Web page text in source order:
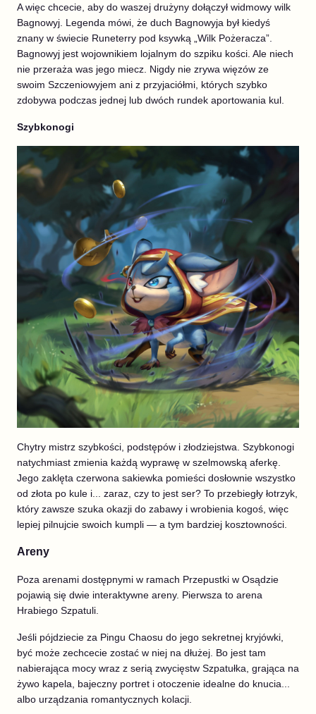
A więc chcecie, aby do waszej drużyny dołączył widmowy wilk
Bagnowyj. Legenda mówi, że duch Bagnowyja był kiedyś
znany w świecie Runeterry pod ksywką „Wilk Pożeracza”.
Bagnowyj jest wojownikiem lojalnym do szpiku kości. Ale niech
nie przeraża was jego miecz. Nigdy nie zrywa więzów ze
swoim Szczeniowyjem ani z przyjaciółmi, których szybko
zdobywa podczas jednej lub dwóch rundek aportowania kul.
Szybkonogi
Chytry mistrz szybkości, podstępów i złodziejstwa. Szybkonogi
natychmiast zmienia każdą wyprawę w szelmowską aferkę.
Jego zaklęta czerwona sakiewka pomieści dosłownie wszystko
od złota po kule i... zaraz, czy to jest ser? To przebiegły łotrzyk,
który zawsze szuka okazji do zabawy i wrobienia kogoś, więc
lepiej pilnujcie swoich kumpli — a tym bardziej kosztowności.
Areny
Poza arenami dostępnymi w ramach Przepustki w Osądzie
pojawią się dwie interaktywne areny. Pierwsza to arena
Hrabiego Szpatuli.
Jeśli pójdziecie za Pingu Chaosu do jego sekretnej kryjówki,
być może zechcecie zostać w niej na dłużej. Bo jest tam
nabierająca mocy wraz z serią zwycięstw Szpatułka, grająca na
żywo kapela, bajeczny portret i otoczenie idealne do knucia...
albo urządzania romantycznych kolacji.